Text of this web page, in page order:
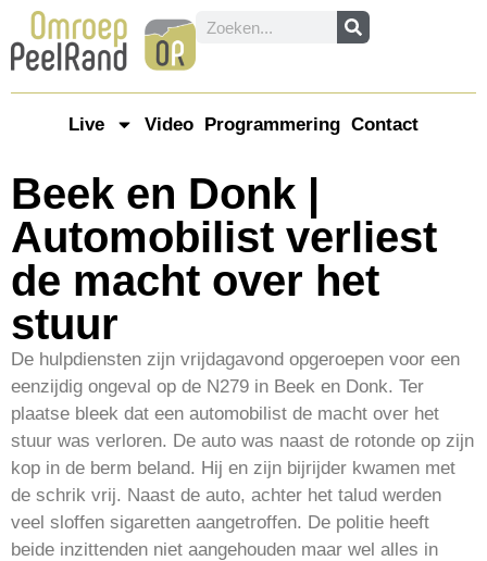
Live Video Programmering Contact
Beek en Donk |
Automobilist verliest
de macht over het
stuur
De hulpdiensten zijn vrijdagavond opgeroepen voor een
eenzijdig ongeval op de N279 in Beek en Donk. Ter
plaatse bleek dat een automobilist de macht over het
stuur was verloren. De auto was naast de rotonde op zijn
kop in de berm beland. Hij en zijn bijrijder kwamen met
de schrik vrij. Naast de auto, achter het talud werden
veel sloffen sigaretten aangetroffen. De politie heeft
beide inzittenden niet aangehouden maar wel alles in